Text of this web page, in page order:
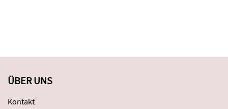
ÜBER UNS
Kontakt